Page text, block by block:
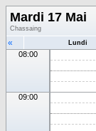
Mardi 17 Mai
Chassaing
« Lundi
08:00
09:00